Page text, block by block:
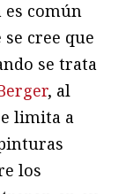
es común
cree que
se trata
, al
limita a
los